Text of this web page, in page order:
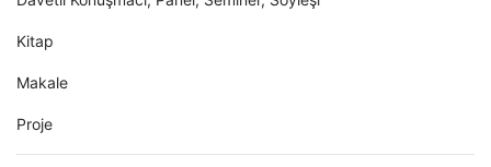
Kitap
Makale
Proje